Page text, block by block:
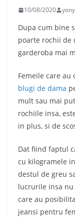
10/08/2020 yony
Dupa cum bine
poarte rochii de
garderoba mai
Femeile care au
blugi de dama
mult sau mai
rochiile insa,
in plus, si de
Dat fiind faptul
cu kilogramele
destul de greu
lucrurile insa
care au
jeansi pentru